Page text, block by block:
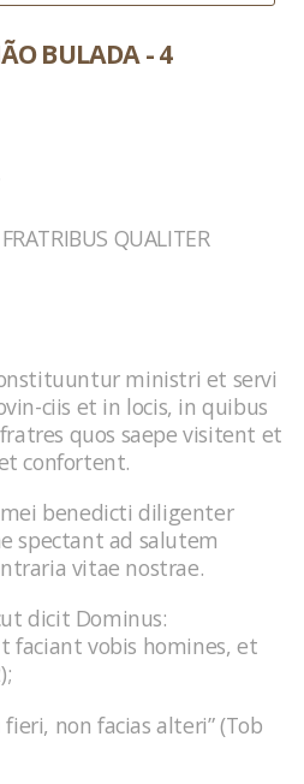
BULADA - 4
QUALITER
ministri et servi
ciis et in locis, in quibus
quos saepe visitent et
confortent.
benedicti diligenter
spectant ad salutem
vitae nostrae.
dicit Dominus:
faciant vobis homines, et
non facias alteri” (Tob